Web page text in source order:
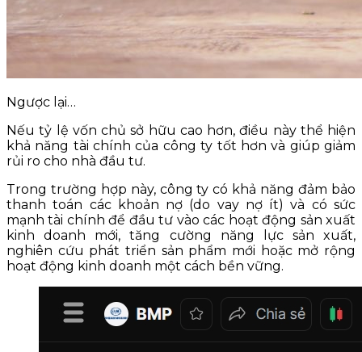
Ngược lại…
Nếu tỷ lệ vốn chủ sở hữu cao hơn, điều này thể hiện
khả năng tài chính của công ty tốt hơn và giúp giảm
rủi ro cho nhà đầu tư.
Trong trường hợp này, công ty có khả năng đảm bảo
thanh toán các khoản nợ (do vay nợ ít) và có sức
mạnh tài chính để đầu tư vào các hoạt động sản xuất
kinh doanh mới, tăng cường năng lực sản xuất,
nghiên cứu phát triển sản phẩm mới hoặc mở rộng
hoạt động kinh doanh một cách bền vững.